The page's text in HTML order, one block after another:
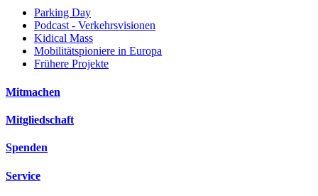
Parking Day
Podcast - Verkehrsvisionen
Kidical Mass
Mobilitätspioniere in Europa
Frühere Projekte
Mitmachen
Mitgliedschaft
Spenden
Service